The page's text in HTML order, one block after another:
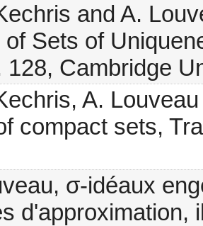
and A.
Sets of
128, Cambridge
A.
compact sets,
σ-idéaux
d'approximation,